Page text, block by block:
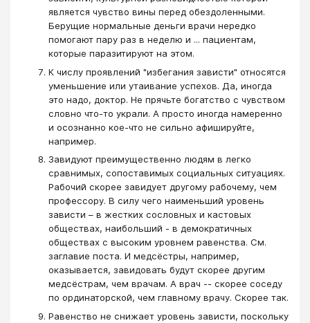
является чувство вины перед обездоленными.
Берущие нормальные деньги врачи нередко
помогают пару раз в неделю и ... пациентам,
которые паразитируют на этом.
К числу проявлений "избегания зависти" относятся
уменьшение или утаивание успехов. Да, иногда
это надо, доктор. Не прячьте богатство с чувством
словно что-то украли. А просто иногда намеренно
и осознанно кое-что не сильно афишируйте,
например.
Завидуют преимущественно людям в легко
сравнимых, сопоставимых социальных ситуациях.
Рабочий скорее завидует другому рабочему, чем
профессору. В силу чего наименьший уровень
зависти – в жестких сословных и кастовых
обществах, наибольший - в демократичных
обществах с высоким уровнем равенства. См.
заглавие поста. И медсёстры, например,
оказывается, завидовать будут скорее другим
медсёстрам, чем врачам. А врач -- скорее соседу
по ординаторской, чем главному врачу. Скорее так.
Равенство не снижает уровень зависти, поскольку